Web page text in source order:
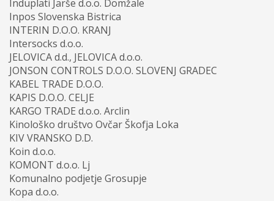
Induplati Jarše d.o.o. Domžale
Inpos Slovenska Bistrica
INTERIN D.O.O. KRANJ
Intersocks d.o.o.
JELOVICA d.d., JELOVICA d.o.o.
JONSON CONTROLS D.O.O. SLOVENJ GRADEC
KABEL TRADE D.O.O.
KAPIS D.O.O. CELJE
KARGO TRADE d.o.o. Arclin
Kinološko društvo Ovčar Škofja Loka
KIV VRANSKO D.D.
Koin d.o.o.
KOMONT d.o.o. Lj
Komunalno podjetje Grosupje
Kopa d.o.o.